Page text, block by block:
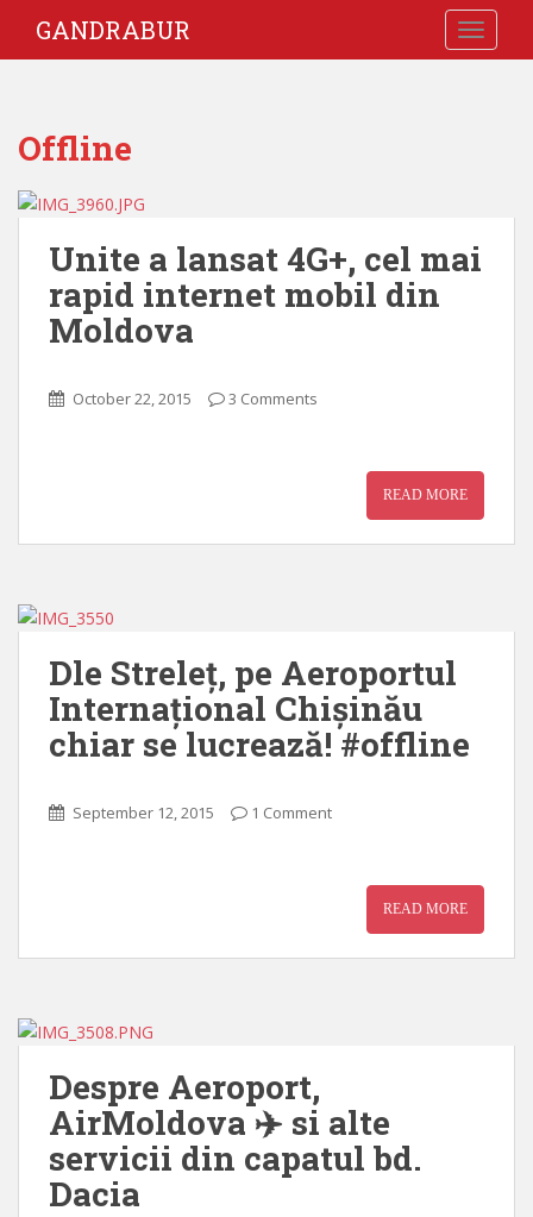
GANDRABUR
Offline
Unite a lansat 4G+, cel mai
rapid internet mobil din
Moldova
October 22, 2015 3 Comments
READ MORE
Dle Streleț, pe Aeroportul
Internațional Chișinău
chiar se lucrează! #offline
September 12, 2015 1 Comment
READ MORE
Despre Aeroport,
AirMoldova ✈️ si alte
servicii din capatul bd.
Dacia